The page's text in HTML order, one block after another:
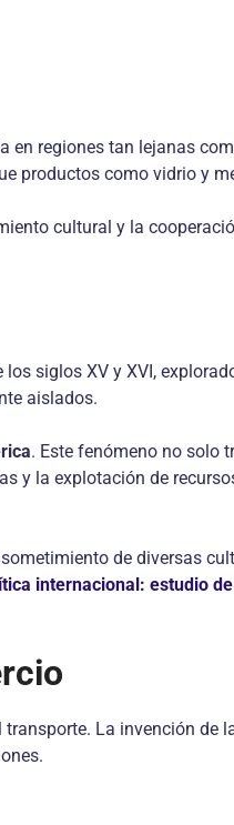
regiones tan lejanas
productos como vidrio y
cultural y la
siglos XV y XVI,
aislados.
. Este fenómeno no solo
y la explotación de
de diversas
internacional: estudio
La invención de